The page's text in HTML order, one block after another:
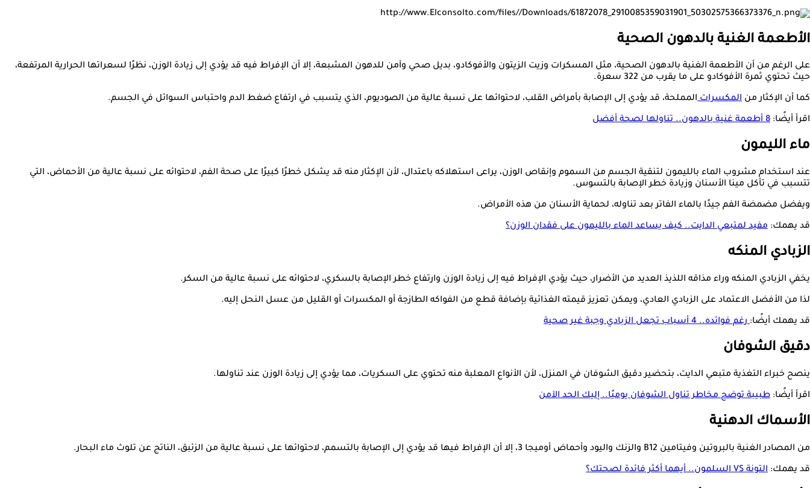
الأطعمة الغنية بالدهون الصحية
على الرغم من أن الأطعمة الغنية بالدهون الصحية، مثل المسكرات وزيت الزيتون والأفوكادو، بديل صحي وآمن للدهون المشبعة، إلا أن الإفراط فيه قد يؤدي إلى زيادة الوزن، نظرًا لسعراتها الحرارية المرتفعة،
حيث تحتوي ثمرة الأفوكادو على ما يقرب من 322 سعرة.
كما أن الإكثار من المكسراتالمملحة، قد يؤدي إلى الإصابة بأمراض القلب، لاحتوائها على نسبة عالية من الصوديوم، الذي يتسبب في ارتفاع ضغط الدم واحتباس السوائل في الجسم.
اقرأ أيضًا: 8 أطعمة غنية بالدهون.. تناولها لصحة أفضل
ماء الليمون
عند استخدام مشروب الماء بالليمون لتنقية الجسم من السموم وإنقاص الوزن، يراعى استهلاكه باعتدال، لأن الإكثار منه قد يشكل خطرًا كبيرًا على صحة الفم، لاحتوائه على نسبة عالية من الأحماض، التي
تتسبب في تأكل مينا الأسنان وزيادة خطر الإصابة بالتسوس.
ويفضل مضمضة الفم جيدًا بالماء الفاتر بعد تناوله، لحماية الأسنان من هذه الأمراض.
قد يهمك: مفيد لمتبعي الدايت.. كيف يساعد الماء بالليمون على فقدان الوزن؟
الزبادي المنكه
يخفي الزبادي المنكه وراء مذاقه اللذيذ العديد من الأضرار، حيث يؤدي الإفراط فيه إلى زيادة الوزن وارتفاع خطر الإصابة بالسكري، لاحتوائه على نسبة عالية من السكر.
لذا من الأفضل الاعتماد على الزبادي العادي، ويمكن تعزيز قيمته الغذائية بإضافة قطع من الفواكه الطازجة أو المكسرات أو القليل من عسل النحل إليه.
قد يهمك أيضًا:رغم فوائده.. 4 أسباب تجعل الزبادي وجبة غير صحية
دقيق الشوفان
ينصح خبراء التغذية متبعي الدايت، بتحضير دقيق الشوفان في المنزل، لأن الأنواع المعلبة منه تحتوي على السكريات، مما يؤدي إلى زيادة الوزن عند تناولها.
اقرأ أيضًا: طبيبة توضح مخاطر تناول الشوفان يوميًا.. إليك الحد الآمن
الأسماك الدهنية
من المصادر الغنية بالبروتين وفيتامين B12 والزنك واليود وأحماض أوميجا 3، إلا أن الإفراط فيها قد يؤدي إلى الإصابة بالتسمم، لاحتوائها على نسبة عالية من الزئبق، الناتج عن تلوث ماء البحار.
قد يهمك: التونة VS السلمون.. أيهما أكثر فائدة لصحتك؟